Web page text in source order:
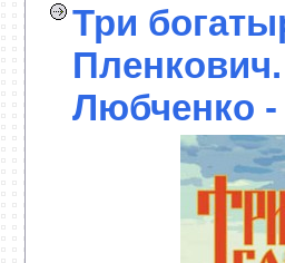
Три
Любченко -